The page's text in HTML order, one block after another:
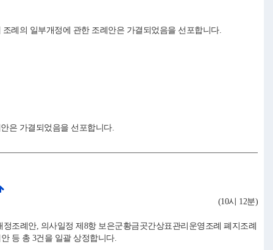
례의 일부개정에 관한 조례안은 가결되었음을 선포합니다.
은 가결되었음을 선포합니다.
(10시 12분)
조례안, 의사일정 제8항 보은군황금곳간상표관리운영조례 폐지조례
등 총 3건을 일괄 상정합니다.